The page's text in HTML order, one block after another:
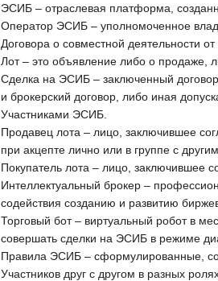
ЭСИБ – отраслевая платформа,
Оператор ЭСИБ – уполномоченное
Договора о совместной деятельности от
Лот – это объявление либо о продаже,
Сделка на ЭСИБ – заключенный
и брокерский договор, либо иная
Участниками ЭСИБ.
Продавец лота – лицо, заключившее
при акцепте лично или в группе с
Покупатель лота – лицо, заключившее
Интеллектуальный брокер –
содействия созданию и развитию
Торговый бот – виртуальный робот в
совершать сделки на ЭСИБ в режиме
Правила ЭСИБ – сформулированные,
Участников друг с другом в разных